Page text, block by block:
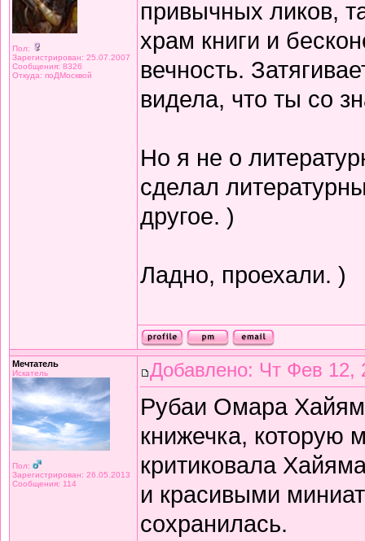
Пол:
Зарегистрирован: 25.07.2007
Сообщения: 8326
Откуда: поДМосквой
привычных ликов,
храм книги и
вечность.
видела, что ты со
Но я не о
сделал
другое. )
Ладно, проехали. )
Мечтатель
Искатель
Пол:
Зарегистрирован: 26.05.2013
Сообщения: 114
Добавлено: Чт Фев 12,
Рубаи Омара
книжечка, которую
критиковала
и красивыми
сохранилась.